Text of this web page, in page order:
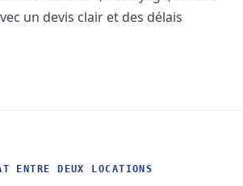
un devis clair et des délais
ENTRE DEUX LOCATIONS